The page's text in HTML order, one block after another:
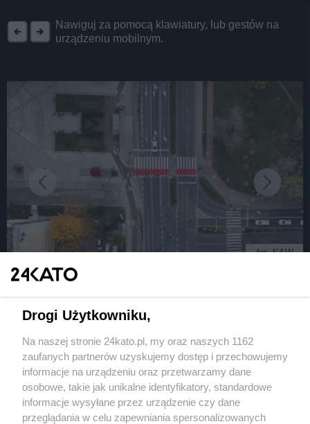
Nawiguj za pomocą klawiatury, lub gestów na
urządzeniu mobilnym.
fot: KAW
2025: tramwaj na południe, velostrada do
2 / 3
Wydawca mediów lokalnych
Drogi Użytkowniku,
Na naszej stronie 24kato.pl, my oraz naszych 1162
zaufanych partnerów uzyskujemy dostęp i przechowujemy
informacje na urządzeniu oraz przetwarzamy dane
osobowe, takie jak unikalne identyfikatory, standardowe
informacje wysyłane przez urządzenie czy dane
przeglądania w celu zapewniania spersonalizowanych